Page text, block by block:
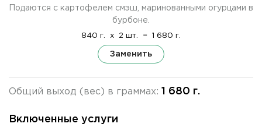
Подаются с картофелем смэш, маринованными огурцами в
бурбоне.
840 г. x 2 шт. = 1 680 г.
Заменить
Общий выход (вес) в граммах: 1 680 г.
Включенные услуги